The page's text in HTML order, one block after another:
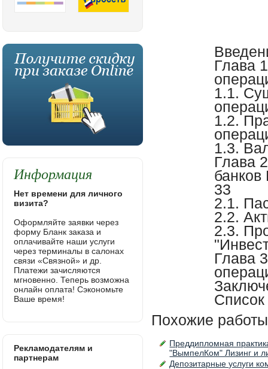
Глава
1.1.
1.2.
1.3.
Глава
33
2.1.
2.2.
2.3.
Глава
Похожие
Преддипломная
"ВымпелКом" Лизинг и
Депозитарные услуги
Информация
Нет времени для личного
визита?
Оформляйте заявки через
форму Бланк заказа и
оплачивайте наши услуги
через терминалы в салонах
связи «Связной» и др.
Платежи зачисляются
мгновенно. Теперь возможна
онлайн оплата! Сэкономьте
Ваше время!
Рекламодателям и
партнерам